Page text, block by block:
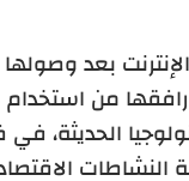
بعد
من استخدام
الحديثة،
النشاطات